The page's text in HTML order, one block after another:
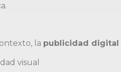
la publicidad digital
visual